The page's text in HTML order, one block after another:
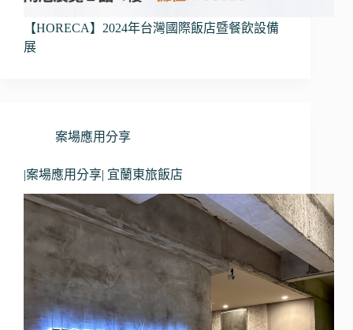
【HORECA】2024年台灣國際飯店暨餐飲設備
展
案場應用分享
|案場應用分享| 宜蘭東旅飯店